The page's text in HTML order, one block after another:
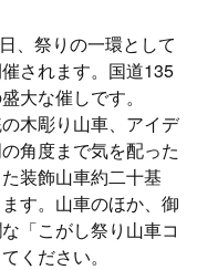
、祭りの一環として
されます。国道135
大な催しです。
木彫り山車、アイデ
角度まで気を配った
装飾山車約二十基
す。山車のほか、御
「こがし祭り山車コ
ください。